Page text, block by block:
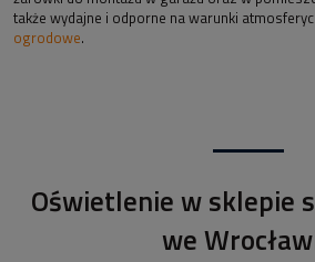
także wydajne i odporne na warunki
ogrodowe.
Oświetlenie w sklepie
we